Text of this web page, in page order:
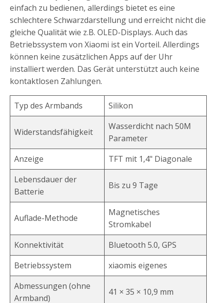
einfach zu bedienen, allerdings bietet es eine
schlechtere Schwarzdarstellung und erreicht nicht die
gleiche Qualität wie z.B. OLED-Displays. Auch das
Betriebssystem von Xiaomi ist ein Vorteil. Allerdings
können keine zusätzlichen Apps auf der Uhr
installiert werden. Das Gerät unterstützt auch keine
kontaktlosen Zahlungen.
Typ des Armbands Silikon
Widerstandsfähigkeit
Wasserdicht nach 50M
Parameter
Anzeige
TFT mit 1,4" Diagonale
Lebensdauer der
Batterie
Bis zu 9 Tage
Auflade-Methode
Magnetisches
Stromkabel
Konnektivität
Bluetooth 5.0, GPS
Betriebssystem
xiaomis eigenes
Abmessungen (ohne
Armband)
41 × 35 × 10,9 mm